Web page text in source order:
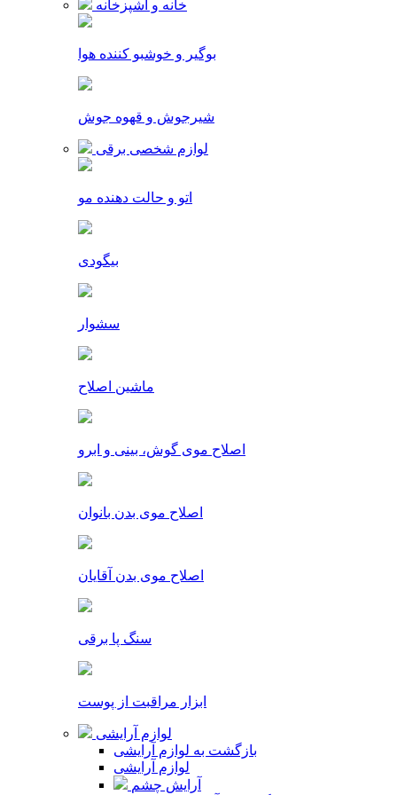
خانه و آشپزخانه
بوگیر و خوشبو کننده هوا
شیرجوش و قهوه جوش
لوازم شخصی برقی
اتو و حالت دهنده مو
بیگودی
سشوار
ماشین اصلاح
اصلاح موی گوش، بینی و ابرو
اصلاح موی بدن بانوان
اصلاح موی بدن آقایان
سنگ پا برقی
ابزار مراقبت از پوست
لوازم آرایشی
بازگشت به لوازم آرایشی
لوازم آرایشی
آرایش چشم